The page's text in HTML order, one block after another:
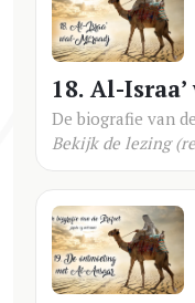
18. Al-
De biografie van
Bekijk de lezing